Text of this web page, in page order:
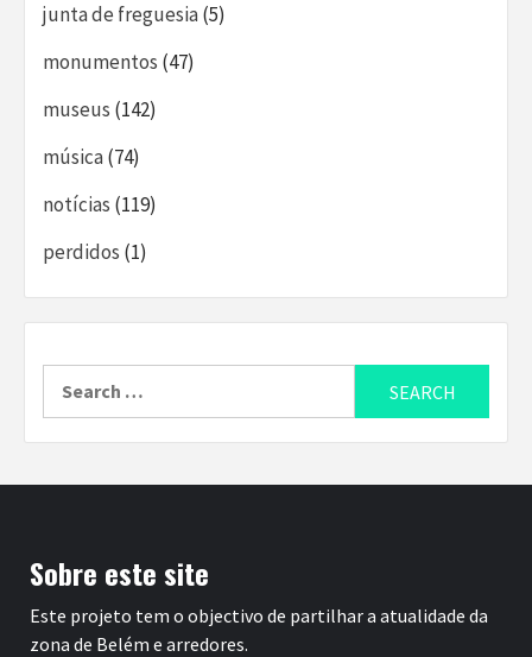
junta de freguesia(5)
monumentos (47)
museus (142)
música(74)
notícias (119)
perdidos (1)
Sobre este site
Este projeto tem o objectivo de partilhar a atualidade da
zona de Belém e arredores.